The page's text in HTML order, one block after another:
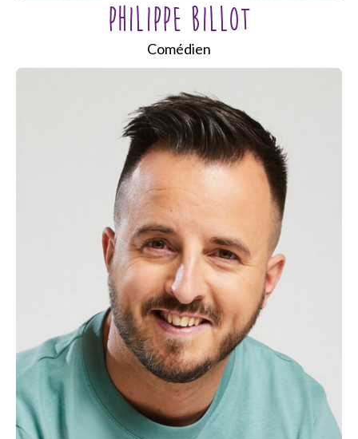
PHILIPPE BILLOT
Comédien